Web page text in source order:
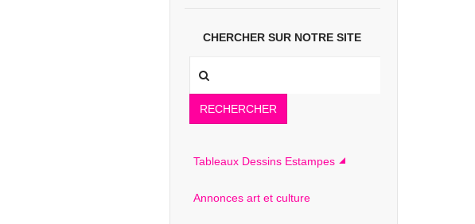
CHERCHER SUR NOTRE SITE
RECHERCHER
Tableaux Dessins Estampes
Annonces art et culture